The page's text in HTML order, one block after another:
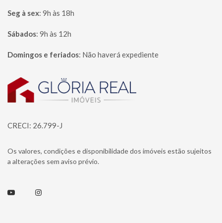
Seg à sex: 9h às 18h
Sábados: 9h às 12h
Domingos e feriados: Não haverá expediente
Página inicial
CRECI: 26.799-J
Os valores, condições e disponibilidade dos imóveis estão sujeitos
a alterações sem aviso prévio.
Youtube Instagram